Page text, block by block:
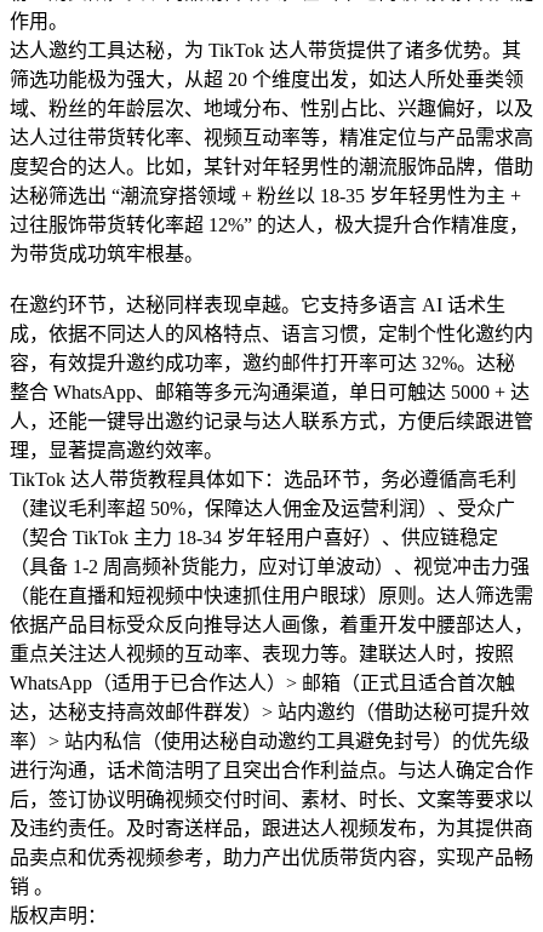
作用。
达人邀约工具达秘，为 TikTok 达人带货提供了诸多优势。其
筛选功能极为强大，从超 20 个维度出发，如达人所处垂类领
域、粉丝的年龄层次、地域分布、性别占比、兴趣偏好，以及
达人过往带货转化率、视频互动率等，精准定位与产品需求高
度契合的达人。比如，某针对年轻男性的潮流服饰品牌，借助
达秘筛选出 “潮流穿搭领域 + 粉丝以 18-35 岁年轻男性为主 +
过往服饰带货转化率超 12%” 的达人，极大提升合作精准度，
为带货成功筑牢根基。
在邀约环节，达秘同样表现卓越。它支持多语言 AI 话术生
成，依据不同达人的风格特点、语言习惯，定制个性化邀约内
容，有效提升邀约成功率，邀约邮件打开率可达 32%。达秘
整合 WhatsApp、邮箱等多元沟通渠道，单日可触达 5000 + 达
人，还能一键导出邀约记录与达人联系方式，方便后续跟进管
理，显著提高邀约效率。
TikTok 达人带货教程具体如下：选品环节，务必遵循高毛利
（建议毛利率超 50%，保障达人佣金及运营利润）、受众广
（契合 TikTok 主力 18-34 岁年轻用户喜好）、供应链稳定
（具备 1-2 周高频补货能力，应对订单波动）、视觉冲击力强
（能在直播和短视频中快速抓住用户眼球）原则。达人筛选需
依据产品目标受众反向推导达人画像，着重开发中腰部达人，
重点关注达人视频的互动率、表现力等。建联达人时，按照
WhatsApp（适用于已合作达人）> 邮箱（正式且适合首次触
达，达秘支持高效邮件群发）> 站内邀约（借助达秘可提升效
率）> 站内私信（使用达秘自动邀约工具避免封号）的优先级
进行沟通，话术简洁明了且突出合作利益点。与达人确定合作
后，签订协议明确视频交付时间、素材、时长、文案等要求以
及违约责任。及时寄送样品，跟进达人视频发布，为其提供商
品卖点和优秀视频参考，助力产出优质带货内容，实现产品畅
销 。
版权声明：